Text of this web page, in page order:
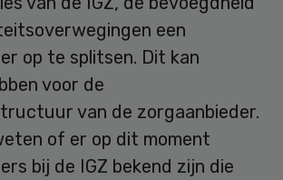
een
op te splitsen. Dit kan
voor de
van de zorgaanbieder.
of er op dit moment
bij de IGZ bekend zijn die